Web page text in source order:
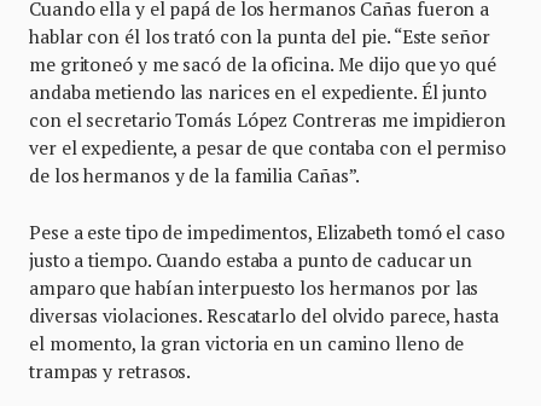
Cuando ella y el papá de los hermanos Cañas fueron a
hablar con él los trató con la punta del pie. “Este señor
me gritoneó y me sacó de la oficina. Me dijo que yo qué
andaba metiendo las narices en el expediente. Él junto
con el secretario Tomás López Contreras me impidieron
ver el expediente, a pesar de que contaba con el permiso
de los hermanos y de la familia Cañas”.
Pese a este tipo de impedimentos, Elizabeth tomó el caso
justo a tiempo. Cuando estaba a punto de caducar un
amparo que habían interpuesto los hermanos por las
diversas violaciones. Rescatarlo del olvido parece, hasta
el momento, la gran victoria en un camino lleno de
trampas y retrasos.